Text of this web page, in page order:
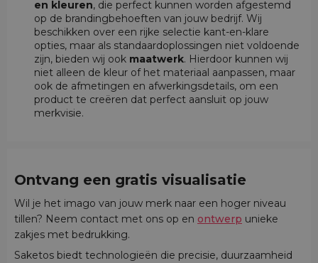
en kleuren, die perfect kunnen worden afgestemd
op de brandingbehoeften van jouw bedrijf. Wij
beschikken over een rijke selectie kant-en-klare
opties, maar als standaardoplossingen niet voldoende
zijn, bieden wij ook maatwerk. Hierdoor kunnen wij
niet alleen de kleur of het materiaal aanpassen, maar
ook de afmetingen en afwerkingsdetails, om een
product te creëren dat perfect aansluit op jouw
merkvisie.
Ontvang een gratis visualisatie
Wil je het imago van jouw merk naar een hoger niveau
tillen? Neem contact met ons op en ontwerp unieke
zakjes met bedrukking.
Saketos biedt technologieën die precisie, duurzaamheid